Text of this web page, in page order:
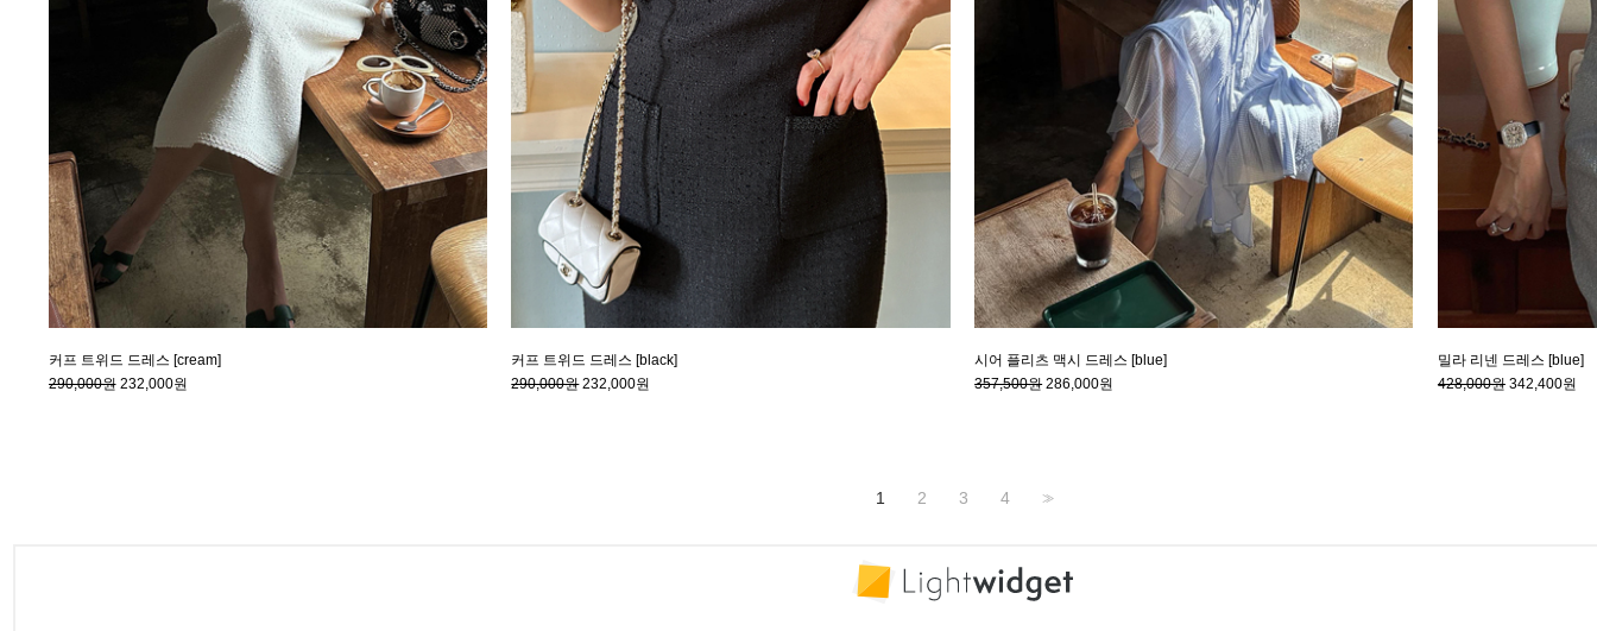
커프 트위드 드레스 [cream]
290,000원 232,000원
커프 트위드 드레스 [black]
290,000원 232,000원
시어 플리츠 맥시 드레스 [blue]
357,500원 286,000원
밀라 리넨 드레스 [blue]
428,000원 342,400원
1 2 3 4 >>